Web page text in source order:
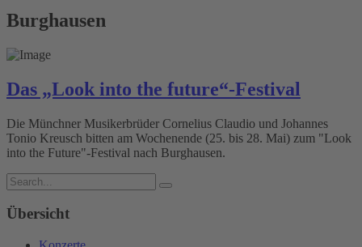
Burghausen
Das „Look into the future“-Festival
Die Münchner Musikerbrüder Cornelius Claudio und Johannes
Tonio Kreusch bitten am Wochenende (25. bis 28. Mai) zum "Look
into the Future"-Festival nach Burghausen.
Übersicht